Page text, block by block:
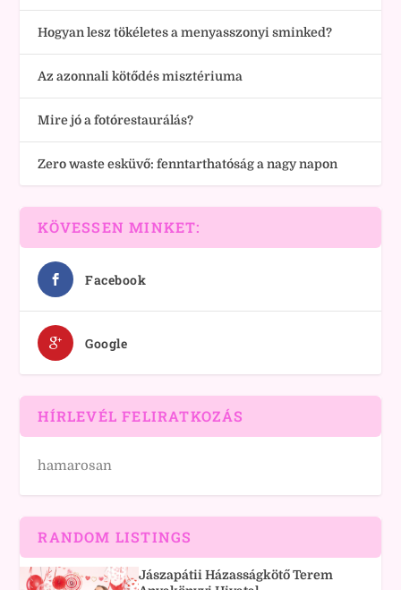
Hogyan lesz tökéletes a menyasszonyi sminked?
Az azonnali kötődés misztériuma
Mire jó a fotórestaurálás?
Zero waste esküvő: fenntarthatóság a nagy napon
KÖVESSEN MINKET:
Facebook
Google
HÍRLEVÉL FELIRATKOZÁS
hamarosan
RANDOM LISTINGS
Jászapátii Házasságkötő Terem